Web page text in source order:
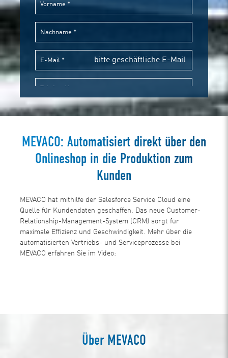
MEVACO: Automatisiert direkt über den
Onlineshop in die Produktion zum
Kunden
MEVACO hat mithilfe der Salesforce Service Cloud eine
Quelle für Kundendaten geschaffen. Das neue Customer-
Relationship-Management-System (CRM) sorgt für
maximale Effizienz und Geschwindigkeit. Mehr über die
automatisierten Vertriebs- und Serviceprozesse bei
MEVACO erfahren Sie im Video:
Über MEVACO